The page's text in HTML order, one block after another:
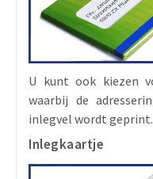
U kunt ook kiezen
waarbij de
inlegvel wordt geprint.
Inlegkaartje